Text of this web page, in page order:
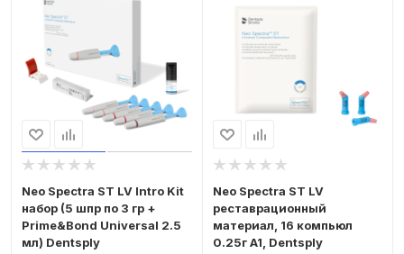
Neo Spectra ST LV Intro Kit
набор (5 шпр по 3 гр +
Prime&Bond Universal 2.5
мл) Dentsply
Neo Spectra ST LV
реставрационный
материал, 16 компьюл
0.25г A1, Dentsply